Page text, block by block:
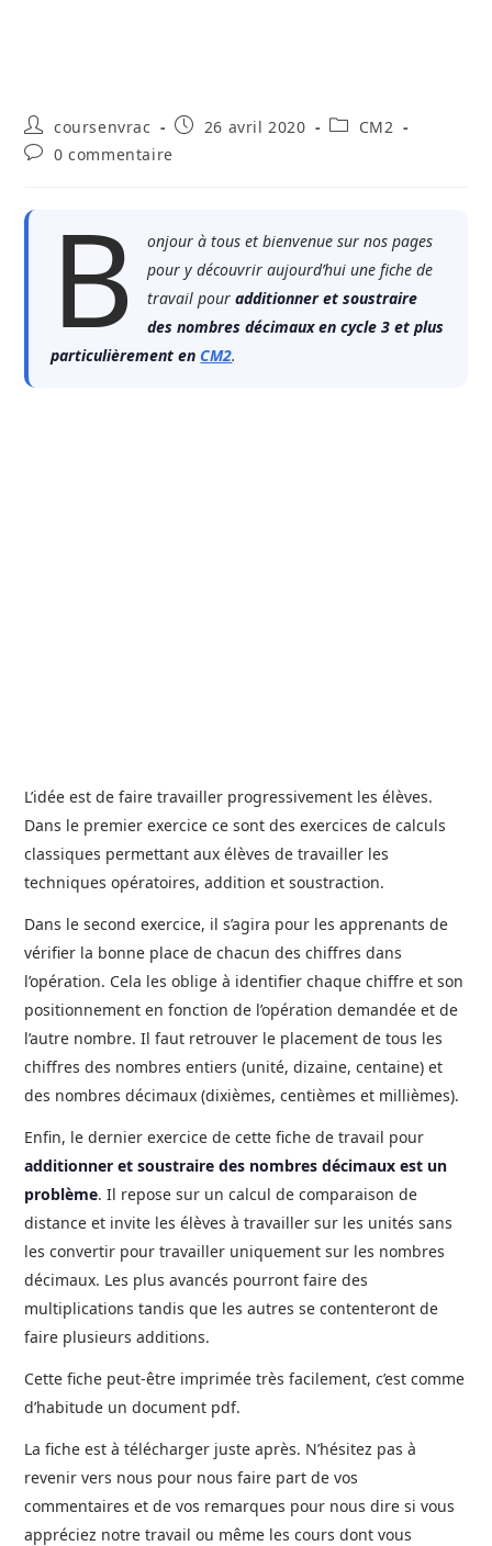
Auteur/autrice
de
la
coursenvrac
Publication
26 avril 2020
PostCM2
Commentaires
publication :
0 commentaire
B
onjour à tous et bienvenue sur nos pages
pour y découvrir aujourd’hui une fiche de
travail pouradditionner et soustraire
des nombres décimaux en cycle 3 et plus
particulièrement en CM2.
L’idée est de faire travailler progressivement les élèves.
Dans le premier exercice ce sont des exercices de calculs
classiques permettant aux élèves de travailler les
techniques opératoires, addition et soustraction.
Dans le second exercice, il s’agira pour les apprenants de
vérifier la bonne place de chacun des chiffres dans
l’opération. Cela les oblige à identifier chaque chiffre et son
positionnement en fonction de l’opération demandée et de
l’autre nombre. Il faut retrouver le placement de tous les
chiffres des nombres entiers (unité, dizaine, centaine) et
des nombres décimaux (dixièmes, centièmes et millièmes).
Enfin, le dernier exercice de cette fiche de travail pour
additionner et soustraire des nombres décimaux est un
problème. Il repose sur un calcul de comparaison de
distance et invite les élèves à travailler sur les unités sans
les convertir pour travailler uniquement sur les nombres
décimaux. Les plus avancés pourront faire des
multiplications tandis que les autres se contenteront de
faire plusieurs additions.
Cette fiche peut-être imprimée très facilement, c’est comme
d’habitude un document pdf.
La fiche est à télécharger juste après. N’hésitez pas à
revenir vers nous pour nous faire part de vos
commentaires et de vos remarques pour nous dire si vous
appréciez notre travail ou même les cours dont vous